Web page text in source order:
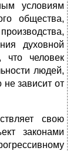
условиям
общества,
духовной
что человек
людей,
зависит от
свою
законами